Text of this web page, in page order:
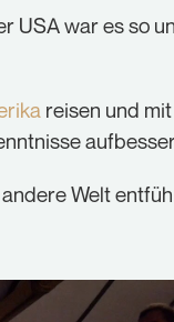
USA war es so
reisen und
Welt